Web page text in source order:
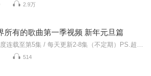
2.9万
所有的歌曲第一季视频 新年元旦篇
514